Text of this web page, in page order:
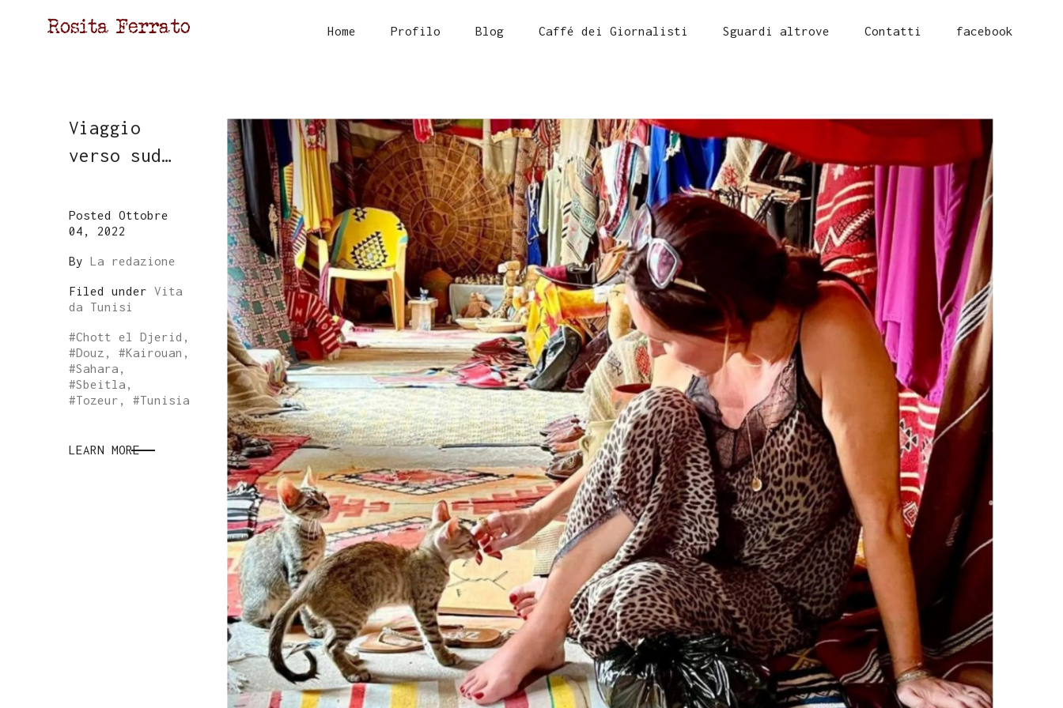
Home Profilo Blog Caffé dei Giornalisti Sguardi altrove Contatti facebook
Viaggio
verso sud…
Posted Ottobre
04, 2022
By La redazione
Filed under Vita
da Tunisi
#Chott el Djerid ,
#Douz , #Kairouan ,
#Sahara ,
#Sbeitla ,
#Tozeur , #Tunisia
LEARN MORE